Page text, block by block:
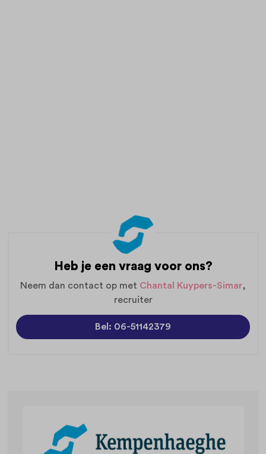
Heb je een vraag voor ons?
Neem dan contact op met Chantal Kuypers-Simar,
recruiter
Bel: 06-51142379